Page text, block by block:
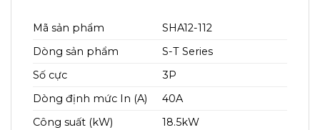
Mã sản phẩm
SHA12-112
Dòng sản phẩm
S-T Series
Số cực
3P
Dòng định mức In (A)
40A
Công suất (kW)
18.5kW